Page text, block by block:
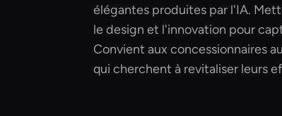
élégantes produites par l'IA.
le design et l'innovation pour
Convient aux concessionnaires
qui cherchent à revitaliser leurs